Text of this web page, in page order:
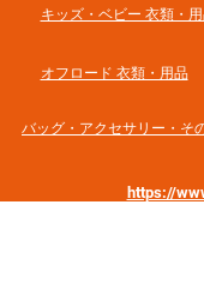
キッズ・ベビー 衣類・
オフロード 衣類・用品
バッグ・アクセサリー・そ
https://